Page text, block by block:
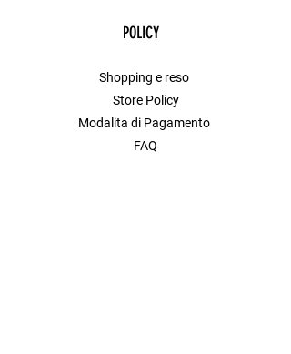
POLICY
Shopping e reso
Store Policy
Modalita di Pagamento
FAQ